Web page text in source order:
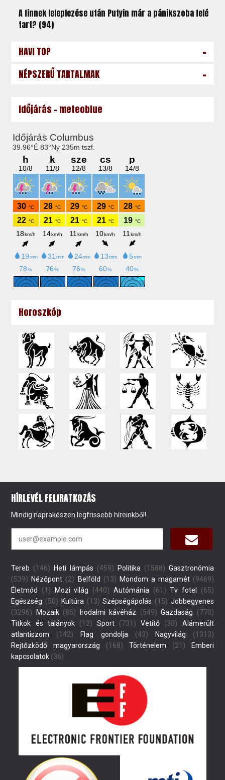
A finnek leleplezése után Putyin már a pánikszoba felé
tart? (94)
HAVI TOP -
NÉPSZERŰ TARTALMAK -
Időjárás - meteoblue
Horoszkóp
HÍRLEVÉL FELIRATKOZÁS
Mindig naprakészen legfrissebb híreinkből!
Tereb (146) Heti lámpás (459) Politika (1588) Gasztronómia
(539) Nézőpont (2) Belföld (13) Mondom a magamét(9469)
Életmód (1) Mozi világ (440) Autómánia (61) Tv fotel (65)
Egészség (50) Kultúra (13) Szépségápolás (15) Jobbegyenes
(3296) Mozaik(85) Irodalmi kávéház (549) Gazdaság (770)
Titkok és talányok(12) Sport (731) Vetítő (30)
Alámerült
atlantiszom (142) Flag gondolja (43) Nagyvilág (1313)
Rejtőzködő magyarország (168) Történelem (21)
Emberi
kapcsolatok (36)